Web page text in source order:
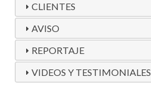
CLIENTES
AVISO
REPORTAJE
VIDEOS Y TESTIMONIALES